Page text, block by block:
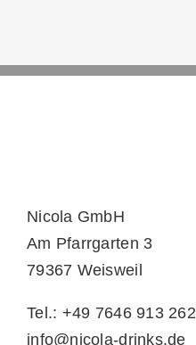
Nicola GmbH
Am Pfarrgarten 3
79367 Weisweil
Tel.: +49 7646 913 262
info@nicola-drinks.de